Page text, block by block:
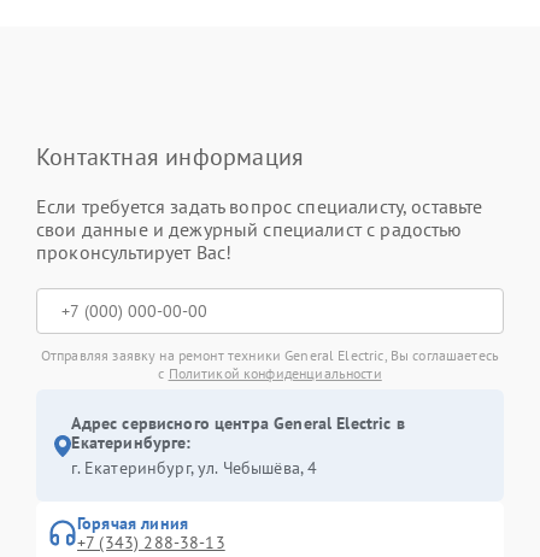
Контактная информация
Если требуется задать вопрос специалисту, оставьте
свои данные и дежурный специалист с радостью
проконсультирует Вас!
Отправляя заявку на ремонт техники General Electric, Вы соглашаетесь
с Политикой конфиденциальности
Адрес сервисного центра General Electric в
Екатеринбурге:
г. Екатеринбург, ул. Чебышёва, 4
Горячая линия
+7 (343) 288-38-13